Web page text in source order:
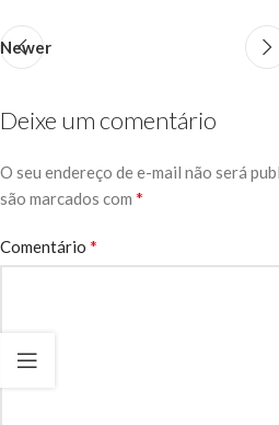
Newer
Deixe um comentário
O seu endereço de e-mail não será
são marcados com *
Comentário *